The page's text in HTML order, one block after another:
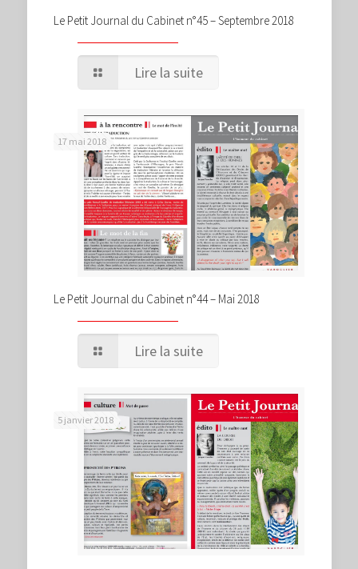
Le Petit Journal du Cabinet n°45 – Septembre 2018
Lire la suite
17 mai 2018
Le Petit Journal du Cabinet n°44 – Mai 2018
Lire la suite
5 janvier 2018